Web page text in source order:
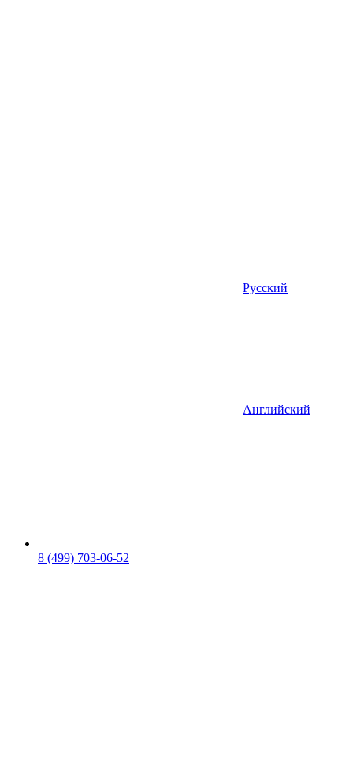
Русский
Английский
8 (499) 703-06-52